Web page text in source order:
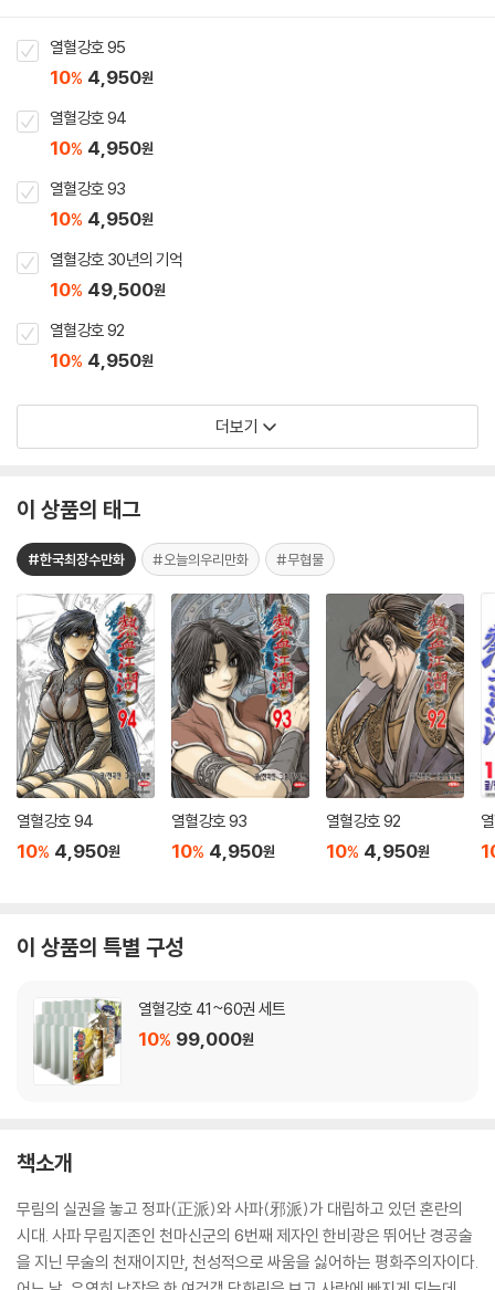
열혈강호 95
10% 4,950원
열혈강호 94
10% 4,950원
열혈강호 93
10% 4,950원
열혈강호 30년의 기억
10% 49,500원
열혈강호 92
10% 4,950원
더보기
이 상품의 태그
#한국최장수만화 #오늘의우리만화 #무협물
열혈강호 94
10% 4,950원
열혈강호 93
10% 4,950원
열혈강호 92
10% 4,950원
이 상품의 특별 구성
열혈강호 41~60권 세트
10% 99,000원
책소개
무림의 실권을 놓고 정파(正派)와 사파(邪派)가 대립하고 있던 혼란의
시대. 사파 무림지존인 천마신군의 6번째 제자인 한비광은 뛰어난 경공술
을 지닌 무술의 천재이지만, 천성적으로 싸움을 싫어하는 평화주의자이다.